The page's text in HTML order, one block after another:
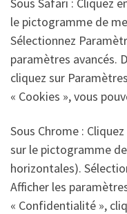
Sous Safari : Cliquez
le pictogramme de
Sélectionnez
paramètres avancés.
cliquez sur
« Cookies », vous
Sous Chrome :
sur le pictogramme
horizontales).
Afficher les
« Confidentialité »,